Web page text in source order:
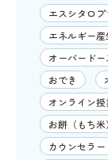
エスシタロプ
エネルギー産
オーバードー
おでき
オンライン授
お餅（もち米）
カウンセラー